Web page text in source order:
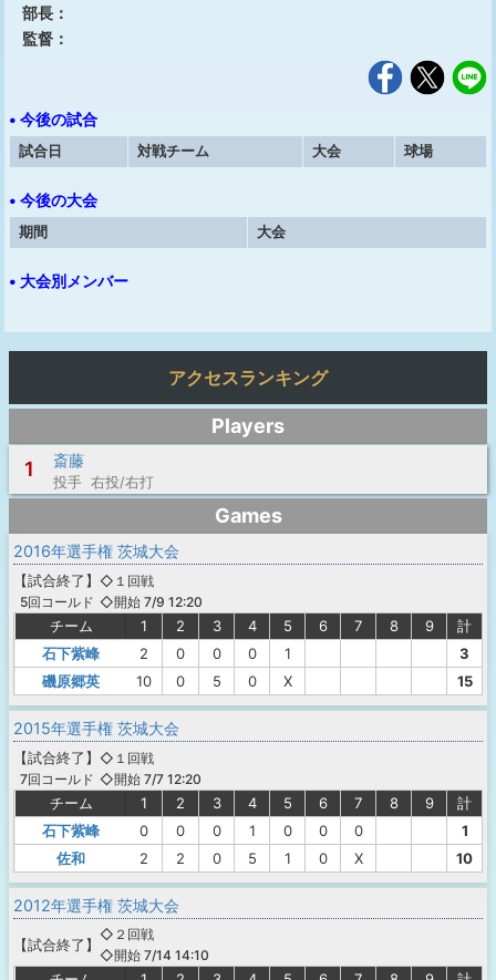
部長：
監督：
• 今後の試合
試合日
対戦チーム 大会 球場
• 今後の大会
期間
大会
• 大会別メンバー
アクセスランキング
Players
1
斎藤
投手 右投/右打
Games
2016年選手権 茨城大会
【試合終了 】
5回コールド
◇１回戦
◇開始 7/9 12:20
チーム 1 2 3 4 5 6 7 8 9
計
石下紫峰
2 0 0 0 1
3
磯原郷英
10 0 5 0 X 15
2015年選手権 茨城大会
【試合終了 】
7回コールド
◇１回戦
◇開始 7/7 12:20
チーム 1 2 3 4 5 6 7 8 9
計
石下紫峰
0 0 0 1 0 0 0
1
佐和
2 2 0 5 1 0 X 10
2012年選手権 茨城大会
【試合終了 】
◇２回戦
◇開始 7/14 14:10